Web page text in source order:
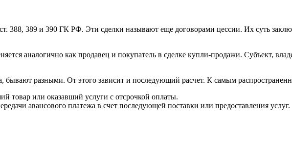
388, 389 и 390 ГК РФ. Эти сделки называют еще договорами цессии. Их суть
аналогично как продавец и покупатель в сделке купли-продажи. Субъект,
разными. От этого зависит и последующий расчет. К самым
товар или оказавший услуги с отсрочкой оплаты.
авансового платежа в счет последующей поставки или предоставления услуг.